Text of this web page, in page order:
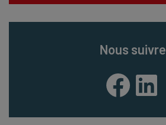
Nous suivre
Facebook LinkedIn